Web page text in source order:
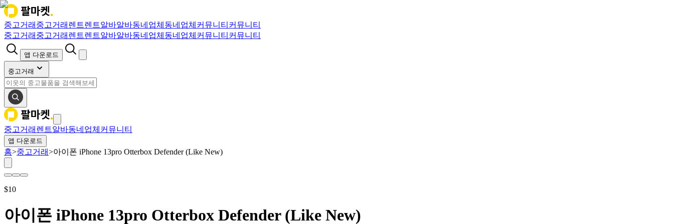
중고거래 중고거래 렌트렌트알바알바동네업체 동네업체 커뮤니티 커뮤니티
중고거래 중고거래 렌트렌트알바알바동네업체 동네업체 커뮤니티 커뮤니티
앱 다운로드
중고거래
중고거래 렌트알바동네업체 커뮤니티
앱 다운로드
홈>중고거래>아이폰 iPhone 13pro Otterbox Defender (Like New)
$10
아이폰 iPhone 13pro Otterbox Defender (Like New)